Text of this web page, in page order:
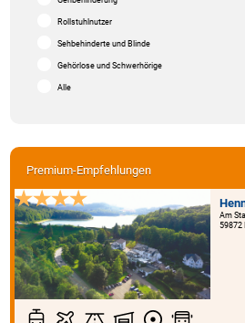
Premium-Empfehlungen
Am
59872
Rollstuhlnutzer
Sehbehinderte und Blinde
Gehörlose und Schwerhörige
Alle